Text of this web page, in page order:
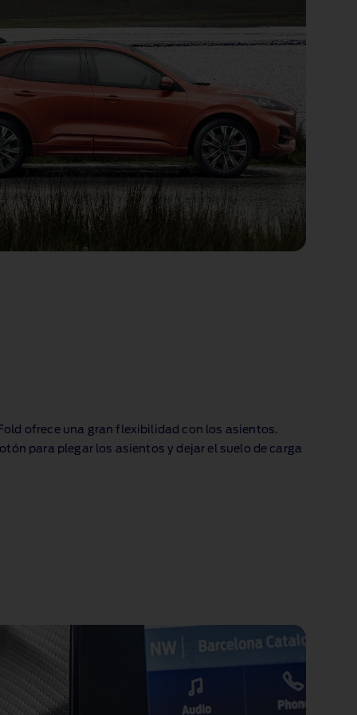
ofrece una gran flexibilidad con los asientos.
para plegar los asientos y dejar el suelo de carga